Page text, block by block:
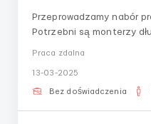
Przeprowadzamy nabór
Potrzebni są monterzy
drobna motoryka dłoni.
emerytów, osoby na
Praca zdalna
13-03-2025
Bez doświadczenia